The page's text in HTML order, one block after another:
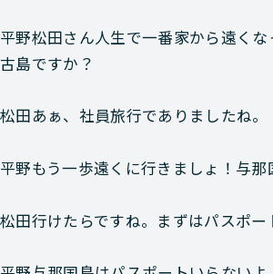
平野松田さん人生で一番家から遠くな
古島ですか？
松田あぁ、社員旅行でありましたね。
平野もう一歩遠くに行きましょ！与那
松田行けたらですね。まずはパスポー